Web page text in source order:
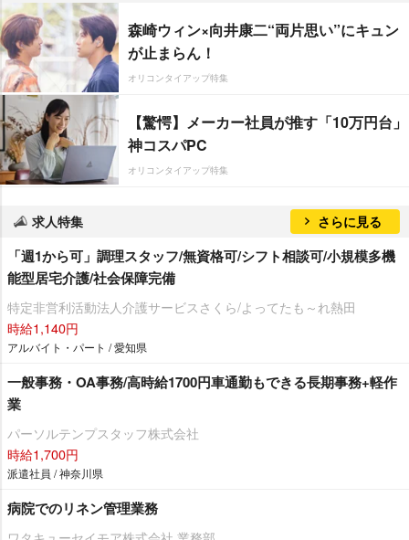
森崎ウィン×向井康二“両片思い”にキュン
が止まらん！
オリコンタイアップ特集
【驚愕】メーカー社員が推す「10万円台」
神コスパPC
オリコンタイアップ特集
求人特集 さらに見る
「週1から可」調理スタッフ/無資格可/シフト相談可/小規模多機
能型居宅介護/社会保障完備
特定非営利活動法人介護サービスさくら/よってたも～れ熱田
時給1,140円
アルバイト・パート / 愛知県
一般事務・OA事務/高時給1700円車通勤もできる長期事務+軽作
業
パーソルテンプスタッフ株式会社
時給1,700円
派遣社員 / 神奈川県
病院でのリネン管理業務